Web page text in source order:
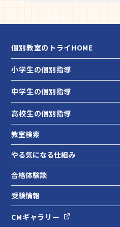
個別教室のトライHOME
小学生の個別指導
中学生の個別指導
高校生の個別指導
教室検索
やる気になる仕組み
合格体験談
受験情報
CMギャラリー